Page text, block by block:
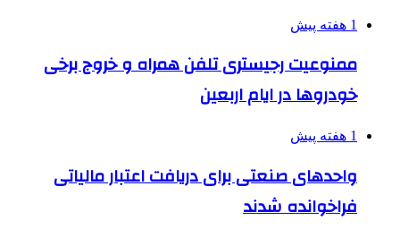
1 هفته پیش
ممنوعیت رجیستری تلفن همراه و خروج برخی
خودروها در ایام اربعین
1 هفته پیش
واحدهای صنعتی برای دریافت اعتبار مالیاتی
فراخوانده شدند